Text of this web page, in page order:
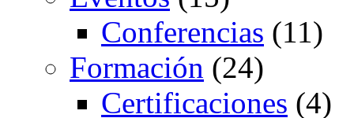
Conferencias (11)
Formación (24)
Certificaciones (4)